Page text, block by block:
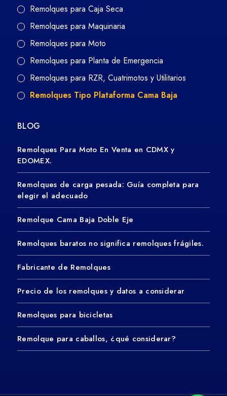
Remolques para Caja Seca
Remolques para Maquinaria
Remolques para Moto
Remolques para Planta de Emergencia
Remolques para RZR, Cuatrimotos y Utilitarios
Remolques Tipo Plataforma Cama Baja
BLOG
Remolques Para Moto En Venta en CDMX y
EDOMEX.
Remolques de carga pesada: Guía completa para
elegir el adecuado
Remolque Cama Baja Doble Eje
Remolques baratos no significa remolques frágiles.
Fabricante de Remolques
Precio de los remolques y datos a considerar
Remolques para bicicletas
Remolque para caballos, ¿qué considerar?